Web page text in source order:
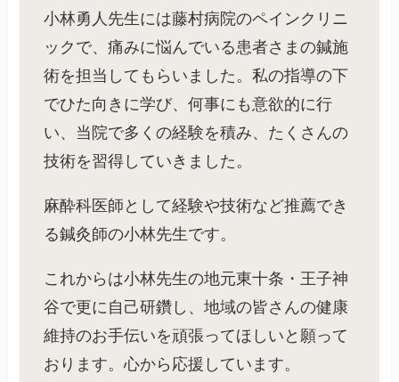
小林勇人先生には藤村病院のペインクリニ
ックで、痛みに悩んでいる患者さまの鍼施
術を担当してもらいました。私の指導の下
でひた向きに学び、何事にも意欲的に行
い、当院で多くの経験を積み、たくさんの
技術を習得していきました。
麻酔科医師として経験や技術など推薦でき
る鍼灸師の小林先生です。
これからは小林先生の地元東十条・王子神
谷で更に自己研鑽し、地域の皆さんの健康
維持のお手伝いを頑張ってほしいと願って
おります。心から応援しています。